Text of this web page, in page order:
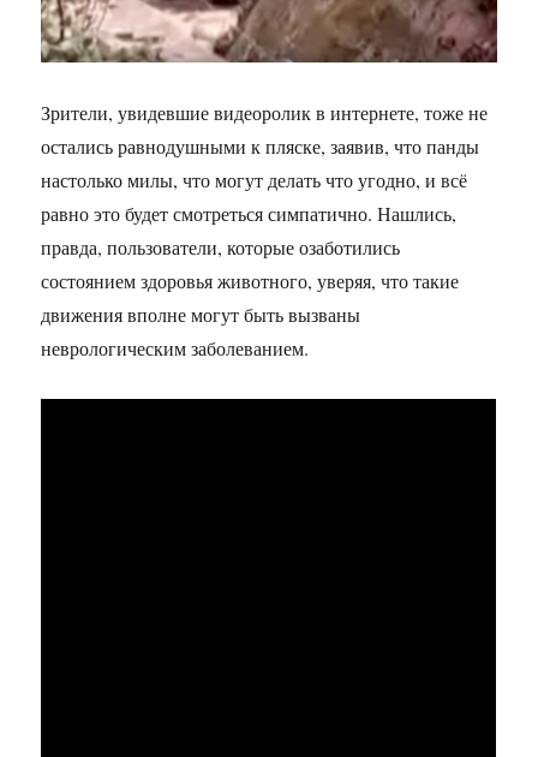
Зрители, увидевшие видеоролик в интернете, тоже не
остались равнодушными к пляске, заявив, что панды
настолько милы, что могут делать что угодно, и всё
равно это будет смотреться симпатично. Нашлись,
правда, пользователи, которые озаботились
состоянием здоровья животного, уверяя, что такие
движения вполне могут быть вызваны
неврологическим заболеванием.